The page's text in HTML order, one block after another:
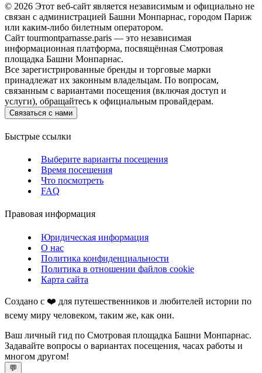
© 2026 Этот веб-сайт является независимым и официально не
связан с администрацией Башни Монпарнас, городом Париж
или каким-либо билетным оператором.
Сайт tourmontparnasse.paris — это независимая
информационная платформа, посвящённая Смотровая
площадка Башни Монпарнас.
Все зарегистрированные бренды и торговые марки
принадлежат их законным владельцам. По вопросам,
связанным с вариантами посещения (включая доступ и
услуги), обращайтесь к официальным провайдерам.
Связаться с нами
Быстрые ссылки
Выберите варианты посещения
Время посещения
Что посмотреть
FAQ
Правовая информация
Юридическая информация
О нас
Политика конфиденциальности
Политика в отношении файлов cookie
Карта сайта
Создано с ❤️ для путешественников и любителей истории по
всему миру человеком, таким же, как они.
Ваш личный гид по Смотровая площадка Башни Монпарнас.
Задавайте вопросы о вариантах посещения, часах работы и
многом другом!
💬